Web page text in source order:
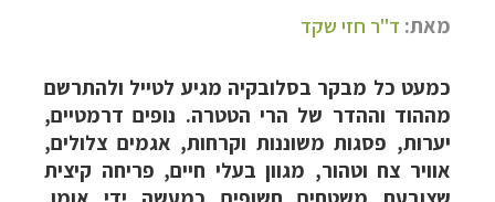
מאת: ד"ר חזי שקד
כמעט כל מבקר בסלובקיה מגיע לטייל ולהתרשם
מההוד וההדר של הרי הטטרה. נופים דרמטיים,
יערות, פסגות משוננות וקרחות, אגמים צלולים,
אוויר צח וטהור, מגוון בעלי חיים, פריחה קיצית